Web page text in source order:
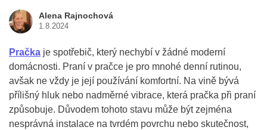
Alena Rajnochová
1.8.2024
Pračka je spotřebič, který nechybí v žádné moderní
domácnosti. Praní v pračce je pro mnohé denní rutinou,
avšak ne vždy je její používání komfortní. Na vině bývá
přílišný hluk nebo nadměrné vibrace, která pračka při praní
způsobuje. Důvodem tohoto stavu může být zejména
nesprávná instalace na tvrdém povrchu nebo skutečnost,